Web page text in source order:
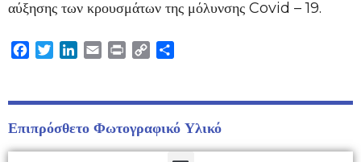
αύξησης των κρουσμάτων της μόλυνσης Covid – 19.
Facebook
TwitterLinkedIn
EmailPrint Copy
Επιπρόσθετο Φωτογραφικό Υλικό